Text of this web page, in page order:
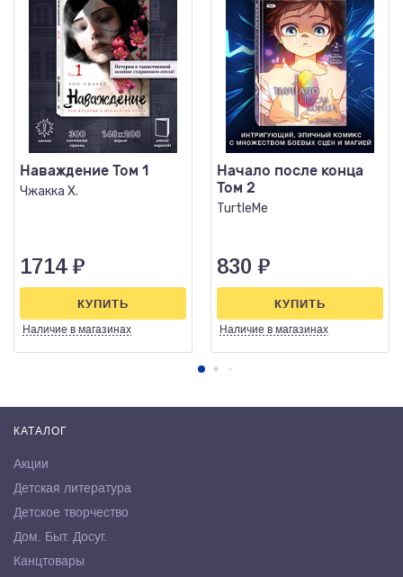
Наваждение Том 1
Чжакка Х.
1714 ₽
Наличие в магазинах
КУПИТЬ
Начало после конца
Том 2
TurtleMe
830 ₽
Наличие в магазинах
КУПИТЬ
КАТАЛОГ
Акции
Детская литература
Детское творчество
Дом. Быт. Досуг.
Канцтовары